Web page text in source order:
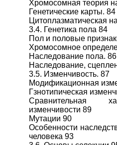
Хромосомная теория
Генетические карты. 84
Цитоплазматическая
3.4. Генетика пола 84
Пол и половые
Хромосомное
Наследование пола. 86
Наследование,
3.5. Изменчивость. 87
Модификационная
Гзнотипическая
Сравнительная
изменчивости 89
Мутации 90
Особенности
человека 93